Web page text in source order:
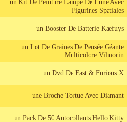
un Kit De Peinture Lampe De Lune Avec
Figurines Spatiales
un Booster De Batterie Kaefuys
un Lot De Graines De Pensée Géante
Multicolore Vilmorin
un Dvd De Fast & Furious X
une Broche Tortue Avec Diamant
un Pack De 50 Autocollants Hello Kitty